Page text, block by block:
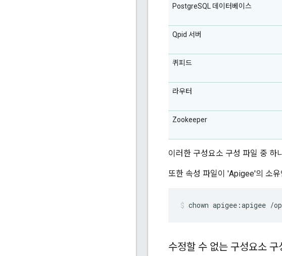
PostgreSQL 데이터베이스
Qpid 서버
퀴피드
라우터
Zookeeper
이러한 구성요소 구성 파일 중 하
또한 속성 파일이 'Apigee'의 소
chown apigee:apigee /
수정할 수 없는 구성요소 구